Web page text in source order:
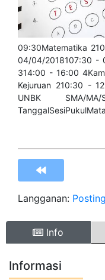
09:30Matematika
04/04/2018107:30 -
314:00 - 16:00
Kejuruan 210:30 -
UNBK SMA/
Langganan:
Info
Informasi